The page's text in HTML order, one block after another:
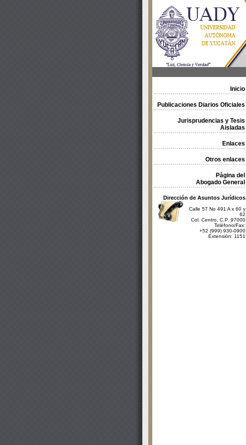
Inicio
Publicaciones Diarios Oficiales
Jurisprudencias y Tesis
Aisladas
Enlaces
Otros enlaces
Página del
Abogado General
Dirección de Asuntos Jurídicos
Calle 57 No 491 A x 60 y
62
Col. Centro, C.P. 97000
Teléfono/Fax:
+52 (999) 930-0900
Extensión: 1151